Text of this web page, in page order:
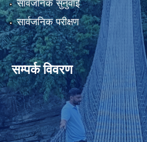
सार्वजनिक सुनुवाई
सार्वजनिक परीक्षण
सम्पर्क विवरण